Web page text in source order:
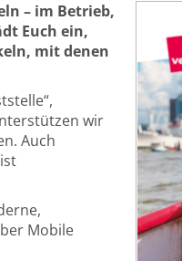
– im Betrieb,
Euch ein,
mit denen
wir
Auch
Mobile